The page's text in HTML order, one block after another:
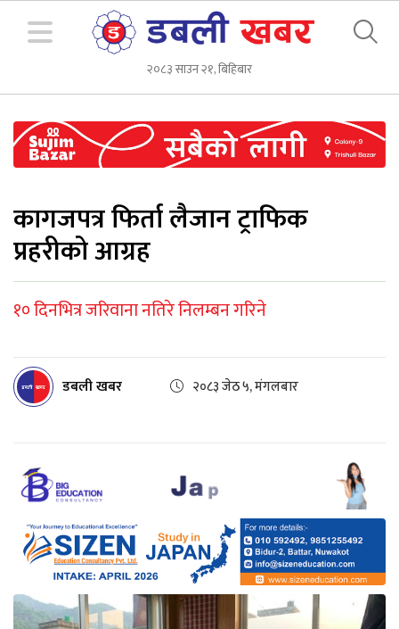
२०८३ साउन २१, बिहिबार
कागजपत्र फिर्ता लैजान ट्राफिक
प्रहरीको आग्रह
१० दिनभित्र जरिवाना नतिरे निलम्बन गरिने
डबली खबर २०८३ जेठ ५, मंगलबार